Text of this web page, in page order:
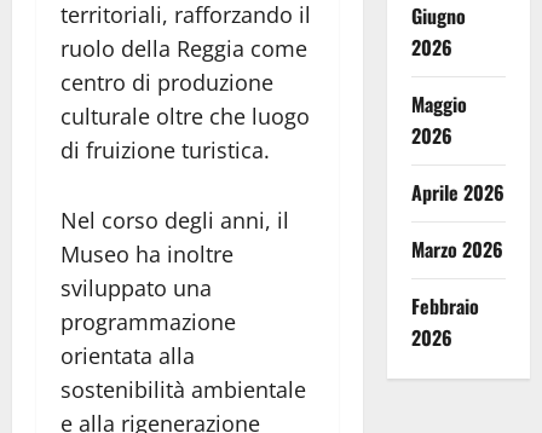
territoriali, rafforzando il
ruolo della Reggia come
centro di produzione
culturale oltre che luogo
di fruizione turistica.
Nel corso degli anni, il
Museo ha inoltre
sviluppato una
programmazione
orientata alla
sostenibilità ambientale
e alla rigenerazione
Giugno
2026
Maggio
2026
Aprile 2026
Marzo 2026
Febbraio
2026